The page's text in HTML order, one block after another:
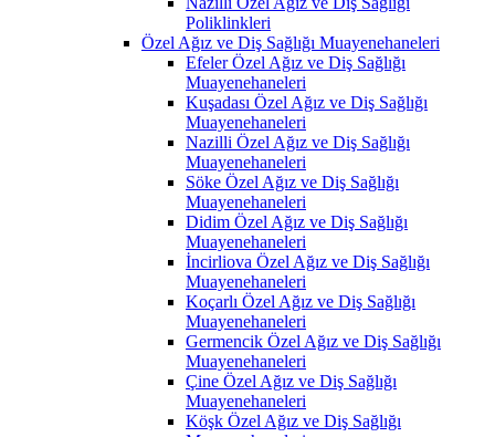
Poliklinkleri
Özel Ağız ve Diş Sağlığı Muayenehaneleri
Efeler Özel Ağız ve Diş Sağlığı
Muayenehaneleri
Kuşadası Özel Ağız ve Diş Sağlığı
Muayenehaneleri
Nazilli Özel Ağız ve Diş Sağlığı
Muayenehaneleri
Söke Özel Ağız ve Diş Sağlığı
Muayenehaneleri
Didim Özel Ağız ve Diş Sağlığı
Muayenehaneleri
İncirliova Özel Ağız ve Diş Sağlığı
Muayenehaneleri
Koçarlı Özel Ağız ve Diş Sağlığı
Muayenehaneleri
Germencik Özel Ağız ve Diş Sağlığı
Muayenehaneleri
Çine Özel Ağız ve Diş Sağlığı
Muayenehaneleri
Köşk Özel Ağız ve Diş Sağlığı